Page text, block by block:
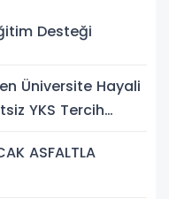
Desteği
Üniversite Hayali
YKS Tercih
ASFALTLA